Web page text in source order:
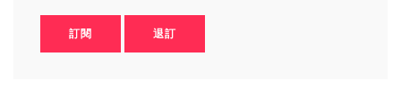
訂閱 退訂